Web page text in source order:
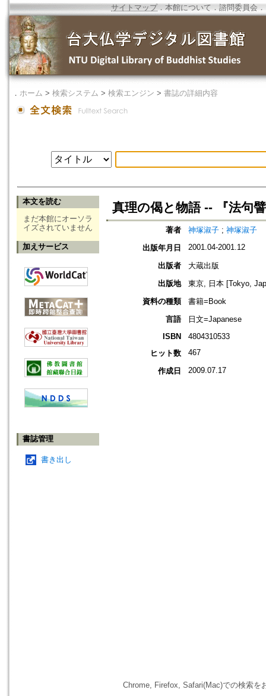
サイトマップ．本館について ． 諮問委員会 ．
． ホーム > 検索システム > 検索エンジン > 書誌の詳細内容
本文を読む
まだ本館にオーソラ
イズされていません
加えサービス
書誌管理
書き出し
真理の偈と物語 -- 『法句
著者 神塚淑子 ; 神塚淑子
出版年月日
2001.04-2001.12
出版者
大蔵出版
出版地
東京, 日本 [Tokyo,
資料の種類
書籍=Book
言語
日文=Japanese
ISBN
4804310533
ヒット数
467
作成日 2009.07.17
Chrome, Firefox, Safari(Mac)での検索を